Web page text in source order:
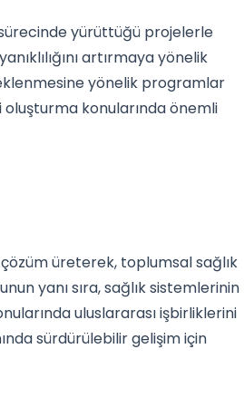
yürüttüğü projelerle
artırmaya yönelik
yönelik programlar
oluşturma konularında önemli
üreterek, toplumsal sağlık
yanı sıra, sağlık sistemlerinin
uluslararası işbirliklerini
sürdürülebilir gelişim için